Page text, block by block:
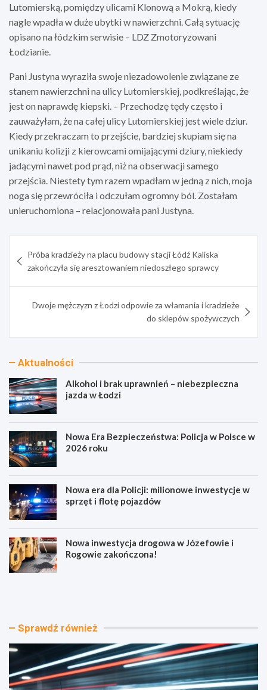
Lutomierską, pomiędzy ulicami Klonową a Mokrą, kiedy
nagle wpadła w duże ubytki w nawierzchni. Całą sytuację
opisano na łódzkim serwisie – LDZ Zmotoryzowani
Łodzianie.
Pani Justyna wyraziła swoje niezadowolenie związane ze
stanem nawierzchni na ulicy Lutomierskiej, podkreślając, że
jest on naprawdę kiepski. – Przechodzę tędy często i
zauważyłam, że na całej ulicy Lutomierskiej jest wiele dziur.
Kiedy przekraczam to przejście, bardziej skupiam się na
unikaniu kolizji z kierowcami omijającymi dziury, niekiedy
jadącymi nawet pod prąd, niż na obserwacji samego
przejścia. Niestety tym razem wpadłam w jedną z nich, moja
noga się przewróciła i odczułam ogromny ból. Zostałam
unieruchomiona – relacjonowała pani Justyna.
wpisu
Próba kradzieży na placu budowy stacji Łódź Kaliska
zakończyła się aresztowaniem niedoszłego sprawcy
Dwoje mężczyzn z Łodzi odpowie za włamania i kradzieże
do sklepów spożywczych
Aktualności
Alkohol i brak uprawnień – niebezpieczna
jazda w Łodzi
Nowa Era Bezpieczeństwa: Policja w Polsce w
2026 roku
Nowa era dla Policji: milionowe inwestycje w
sprzęt i flotę pojazdów
Nowa inwestycja drogowa w Józefowie i
Rogowie zakończona!
A
o
i
r
a
N
r
B
z
p
Sprawdź również